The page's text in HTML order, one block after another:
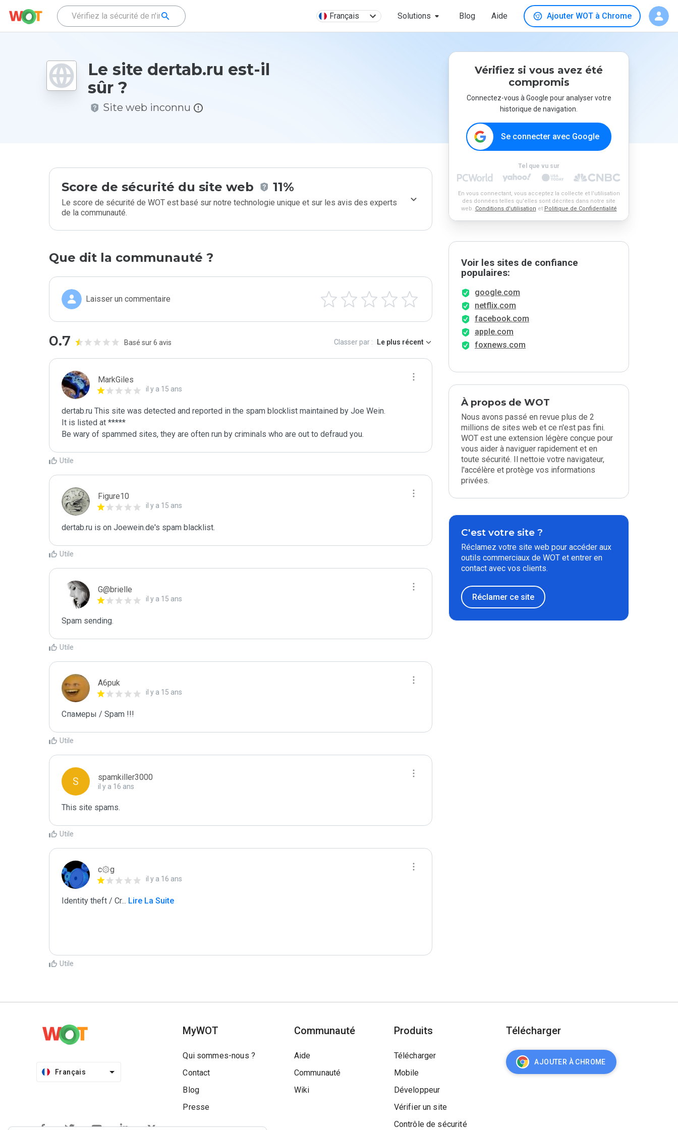
Français Solutions Blog Aide Ajouter WOT à Chrome
Le site dertab.ru est-il
sûr ?
Site web inconnu
Score de sécurité du site web 11%
Le score de sécurité de WOT est basé sur notre technologie unique et sur les avis des experts
de la communauté.
Que dit la communauté ?
Laisser un commentaire
0.7 Basé sur 6 avis Classer par : Le plus récent
MarkGiles
il y a 15 ans
dertab.ru This site was detected and reported in the spam blocklist maintained by Joe Wein.
It is listed at *****
Be wary of spammed sites, they are often run by criminals who are out to defraud you.
Utile
Figure10
il y a 15 ans
dertab.ru is on Joewein.de's spam blacklist.
Utile
G@brielle
il y a 15 ans
Spam sending.
Utile
A6puk
il y a 15 ans
Спамеры / Spam !!!
Utile
S spamkiller3000
il y a 16 ans
This site spams.
Utile
c۞g
il y a 16 ans
Identity theft / Cr... Lire La Suite
Utile
Vérifiez si vous avez été
compromis
Connectez-vous à Google pour analyser votre
historique de navigation.
Se connecter avec Google
Tel que vu sur
En vous connectant, vous acceptez la collecte et l'utilisation
des données telles qu'elles sont décrites dans notre site
web. Conditions d'utilisation et Politique de Confidentialité
Voir les sites de confiance
populaires:
google.com
netflix.com
facebook.com
apple.com
foxnews.com
À propos de WOT
Nous avons passé en revue plus de 2
millions de sites web et ce n'est pas fini.
WOT est une extension légère conçue pour
vous aider à naviguer rapidement et en
toute sécurité. Il nettoie votre navigateur,
l'accélère et protège vos informations
privées.
C'est votre site ?
Réclamez votre site web pour accéder aux
outils commerciaux de WOT et entrer en
contact avec vos clients.
Réclamer ce site
Français
MyWOT
Qui sommes-nous ?
Contact
Blog
Presse
Communauté
Aide
Communauté
Wiki
Produits
Télécharger
Mobile
Développeur
Vérifier un site
Contrôle de sécurité
Télécharger
AJOUTER À CHROME